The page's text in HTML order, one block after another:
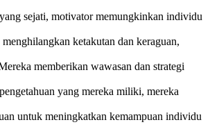
sejati, motivator memungkinkan individu
ketakutan dan keraguan,
memberikan wawasan dan strategi
yang mereka miliki, mereka
untuk meningkatkan kemampuan individu